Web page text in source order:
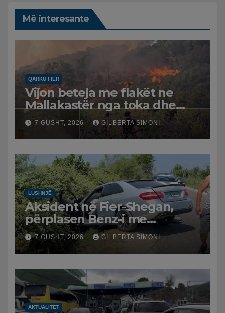
Më interesante
QARKU FIER
Vijon beteja me flakët ne
Mallakastër nga toka dhe
nga ajri me dy helikopterë.
7 GUSHT, 2026 GILBERTA SIMONI
LUSHNJË
Aksident në Fier-Shegan,
përplasen Benz-i me
furgonin, plagoset një i
moshuar
7 GUSHT, 2026 GILBERTA SIMONI
AKTUALITET